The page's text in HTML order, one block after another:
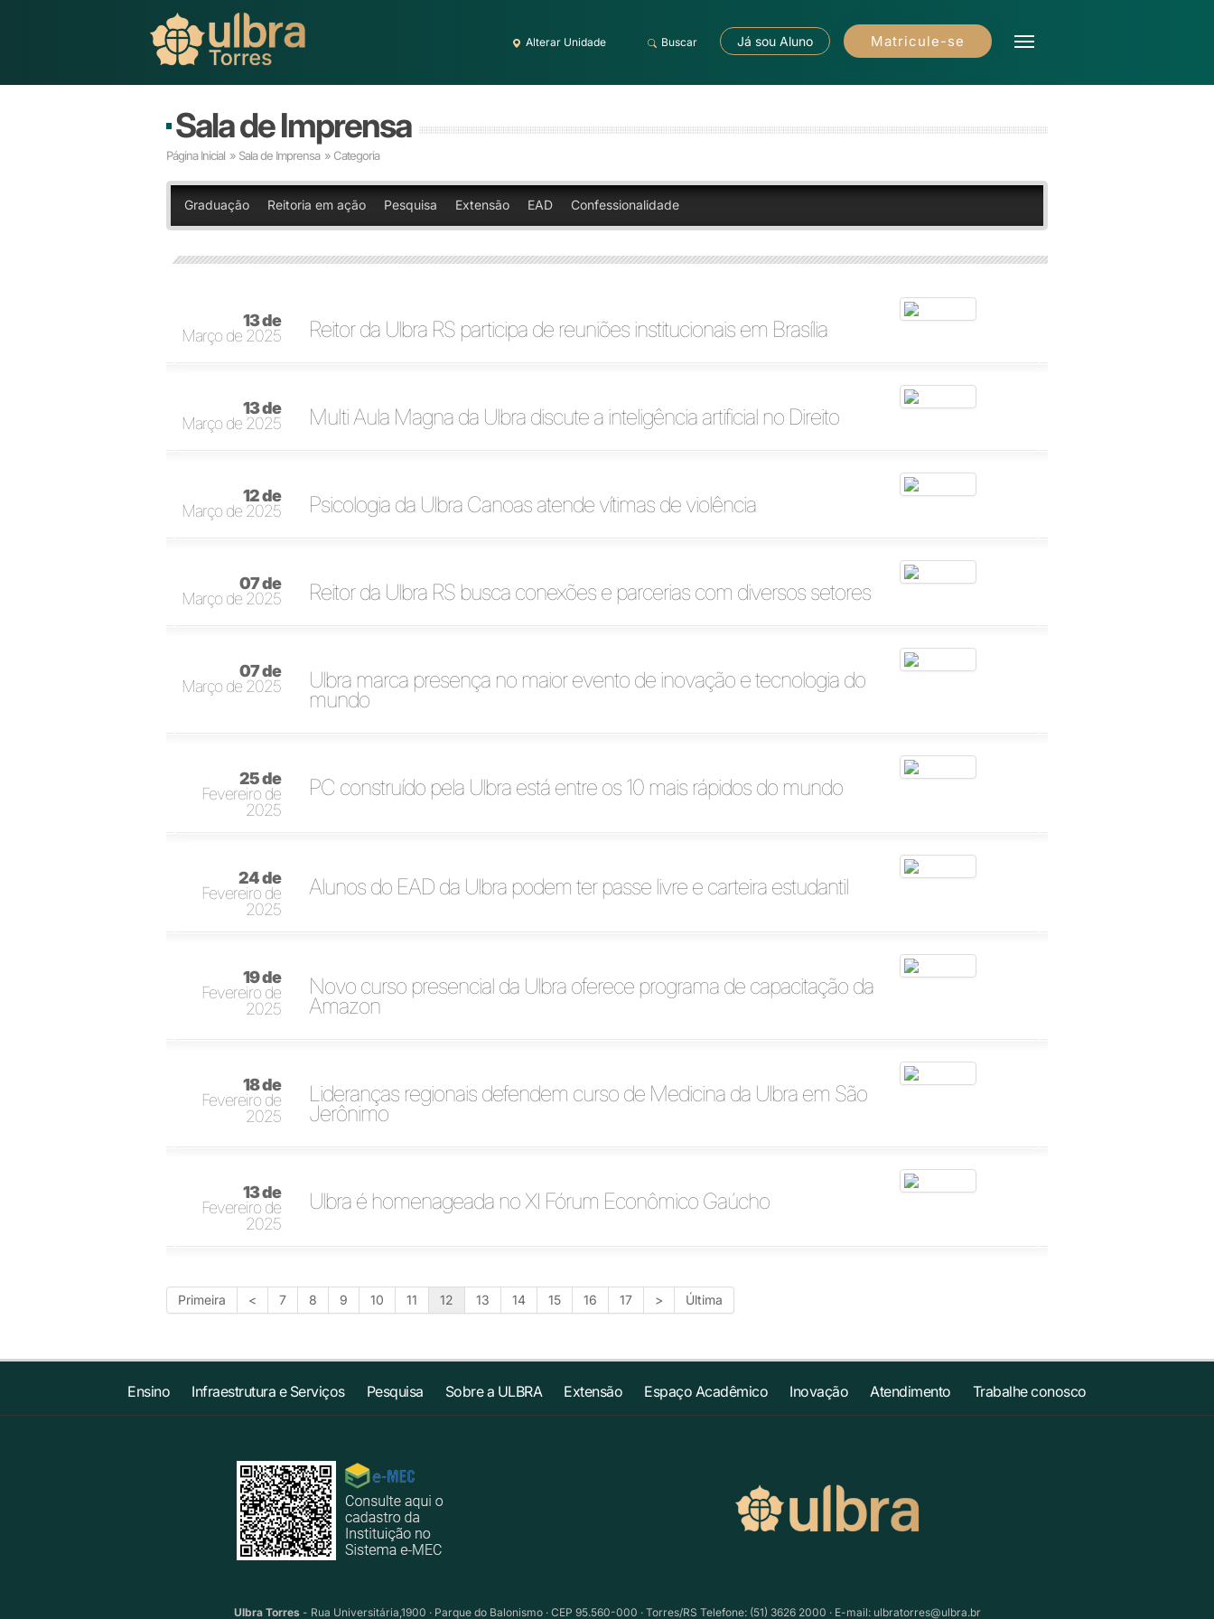
Alterar Unidade Buscar Já sou Aluno Matricule-se
Sala de Imprensa
Página Inicial » Sala de Imprensa » Categoria
Graduação Reitoria em ação Pesquisa Extensão EAD Confessionalidade
13 de
Março de 2025
Reitor da Ulbra RS participa de reuniões institucionais em Brasília
13 de
Março de 2025
Multi Aula Magna da Ulbra discute a inteligência artificial no Direito
12 de
Março de 2025
Psicologia da Ulbra Canoas atende vítimas de violência
07 de
Março de 2025
Reitor da Ulbra RS busca conexões e parcerias com diversos setores
07 de
Março de 2025
Ulbra marca presença no maior evento de inovação e tecnologia do
mundo
25 de
Fevereiro de
2025
PC construído pela Ulbra está entre os 10 mais rápidos do mundo
24 de
Fevereiro de
2025
Alunos do EAD da Ulbra podem ter passe livre e carteira estudantil
19 de
Fevereiro de
2025
Novo curso presencial da Ulbra oferece programa de capacitação da
Amazon
18 de
Fevereiro de
2025
Lideranças regionais defendem curso de Medicina da Ulbra em São
Jerônimo
13 de
Fevereiro de
2025
Ulbra é homenageada no XI Fórum Econômico Gaúcho
Primeira < 7 8 9 10 11 12 13 14 15 16 17 > Última
Ensino Infraestrutura e Serviços Pesquisa Sobre a ULBRA Extensão Espaço Acadêmico Inovação Atendimento Trabalhe conosco
Ulbra Torres- Rua Universitária,1900 · Parque do Balonismo · CEP 95.560-000 · Torres/RS Telefone: (51) 3626 2000 · E-mail: ulbratorres@ulbra.br